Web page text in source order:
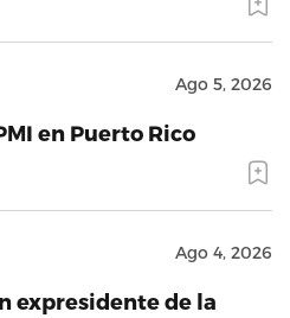
Ago 5, 2026
en Puerto Rico
Ago 4, 2026
expresidente de la